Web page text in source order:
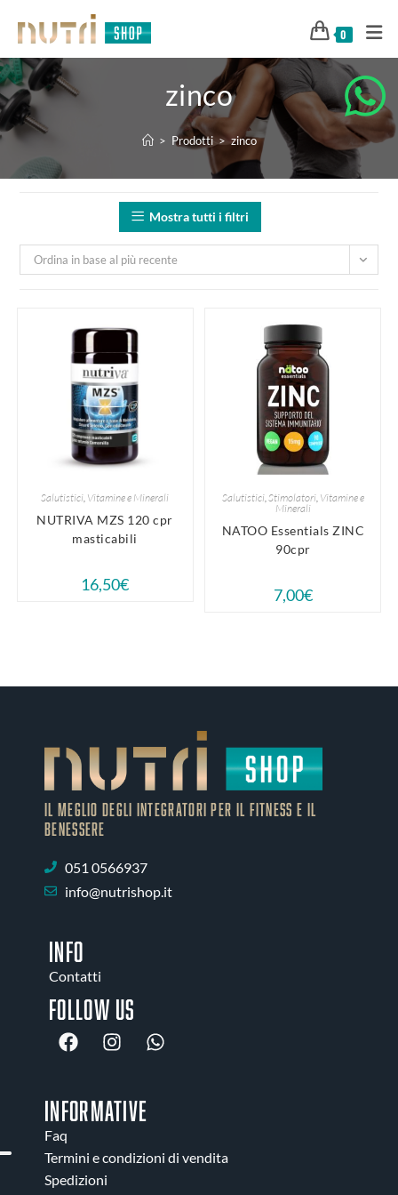
0
zinco
> Prodotti > zinco
Mostra tutti i filtri
Ordina in base al più recente
Salutistici, Vitamine e Minerali
NUTRIVA MZS 120 cpr
masticabili
16,50€
Salutistici,Stimolatori, Vitamine e
Minerali
NATOO Essentials ZINC
90cpr
7,00€
IL MEGLIO DEGLI Integratori PER IL FITNESS E IL
BENESSERE
051 0566937
info@nutrishop.it
INFO
Contatti
Follow us
INFORMATIVE
Faq
Termini e condizioni di vendita
Spedizioni